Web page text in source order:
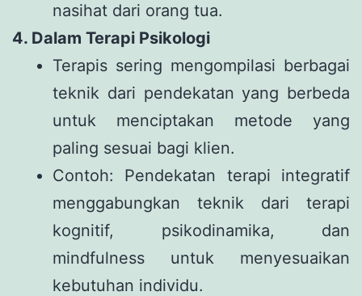
nasihat dari orang tua.
4. Dalam Terapi Psikologi
Terapis sering mengompilasi berbagai
teknik dari pendekatan yang berbeda
untuk menciptakan metode yang
paling sesuai bagi klien.
Contoh: Pendekatan terapi integratif
menggabungkan teknik dari terapi
kognitif, psikodinamika, dan
mindfulness untuk menyesuaikan
kebutuhan individu.